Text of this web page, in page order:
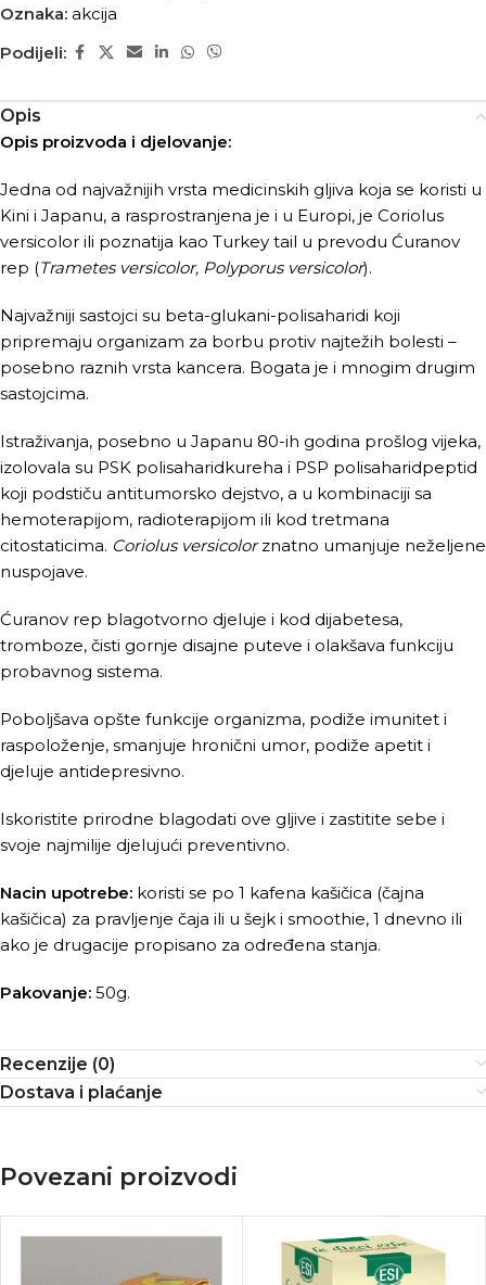
Oznaka: akcija
Podijeli:
Opis
Opis proizvoda i djelovanje:
Jedna od najvažnijih vrsta medicinskih gljiva koja se koristi u
Kini i Japanu, a rasprostranjena je i u Europi, je Coriolus
versicolor ili poznatija kao Turkey tail u prevodu Ćuranov
rep (Trametes versicolor, Polyporus versicolor).
Najvažniji sastojci su beta-glukani-polisaharidi koji
pripremaju organizam za borbu protiv najtežih bolesti –
posebno raznih vrsta kancera. Bogata je i mnogim drugim
sastojcima.
Istraživanja, posebno u Japanu 80-ih godina prošlog vijeka,
izolovala su PSK polisaharidkureha i PSP polisaharidpeptid
koji podstiču antitumorsko dejstvo, a u kombinaciji sa
hemoterapijom, radioterapijom ili kod tretmana
citostaticima. Coriolus versicolorznatno umanjuje neželjene
nuspojave.
Ćuranov rep blagotvorno djeluje i kod dijabetesa,
tromboze, čisti gornje disajne puteve i olakšava funkciju
probavnog sistema.
Poboljšava opšte funkcije organizma, podiže imunitet i
raspoloženje, smanjuje hronični umor, podiže apetit i
djeluje antidepresivno.
Iskoristite prirodne blagodati ove gljive i zastitite sebe i
svoje najmilije djelujući preventivno.
Nacin upotrebe: koristi se po 1 kafena kašičica (čajna
kašičica) za pravljenje čaja ili u šejk i smoothie, 1 dnevno ili
ako je drugacije propisano za određena stanja.
Pakovanje: 50g.
Recenzije (0)
Dostava i plaćanje
Povezani proizvodi